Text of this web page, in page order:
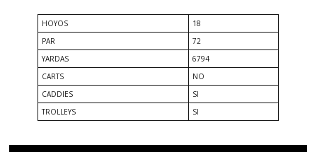
HOYOS
18
PAR
72
YARDAS
6794
CARTS
NO
CADDIES
SI
TROLLEYS
SI